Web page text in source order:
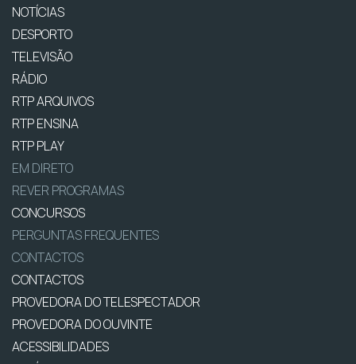
NOTÍCIAS
DESPORTO
TELEVISÃO
RÁDIO
RTP ARQUIVOS
RTP ENSINA
RTP PLAY
EM DIRETO
REVER PROGRAMAS
CONCURSOS
PERGUNTAS FREQUENTES
CONTACTOS
CONTACTOS
PROVEDORA DO TELESPECTADOR
PROVEDORA DO OUVINTE
ACESSIBILIDADES